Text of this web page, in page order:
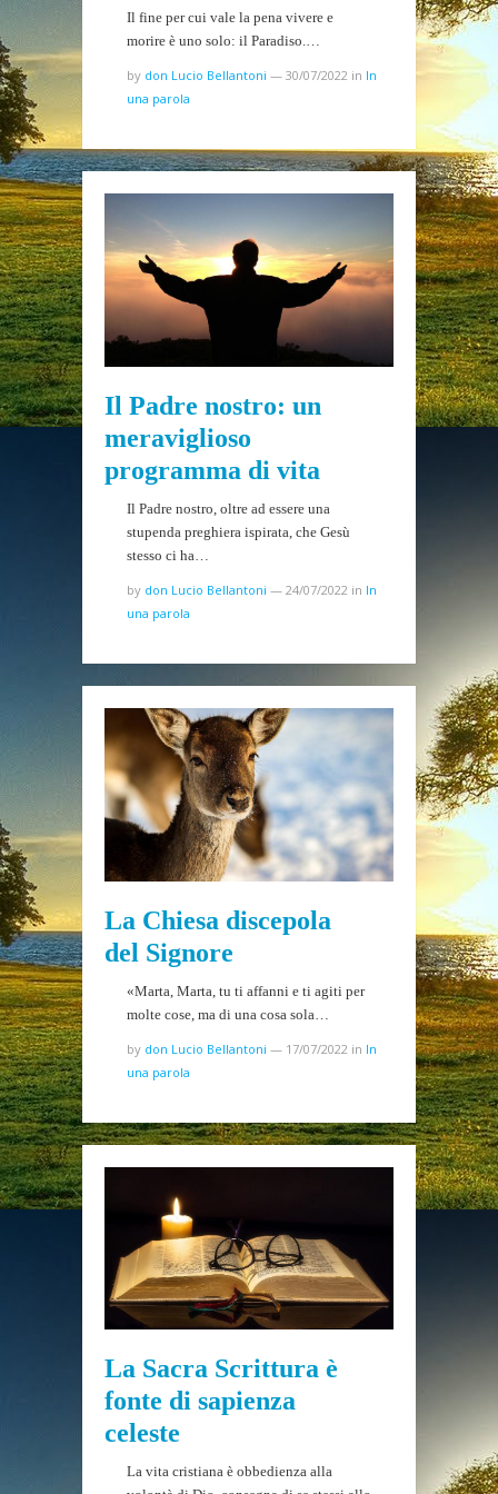
Il fine per cui vale la pena vivere e
morire è uno solo: il Paradiso.…
by don Lucio Bellantoni — 30/07/2022 in In
una parola
Il Padre nostro: un
meraviglioso
programma di vita
Il Padre nostro, oltre ad essere una
stupenda preghiera ispirata, che Gesù
stesso ci ha…
by don Lucio Bellantoni — 24/07/2022 in In
una parola
La Chiesa discepola
del Signore
«Marta, Marta, tu ti affanni e ti agiti per
molte cose, ma di una cosa sola…
by don Lucio Bellantoni — 17/07/2022 in In
una parola
La Sacra Scrittura è
fonte di sapienza
celeste
La vita cristiana è obbedienza alla